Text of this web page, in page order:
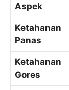
Aspek
Ketahanan
Panas
Ketahanan
Gores